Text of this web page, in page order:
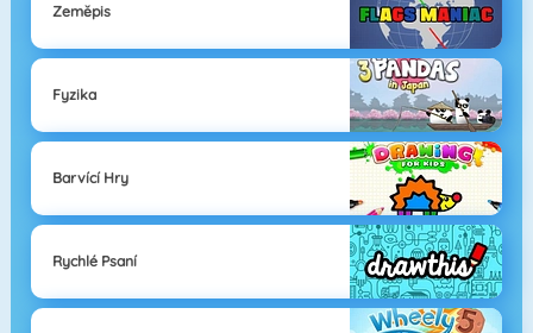
Zeměpis
Fyzika
Barvící Hry
Rychlé Psaní